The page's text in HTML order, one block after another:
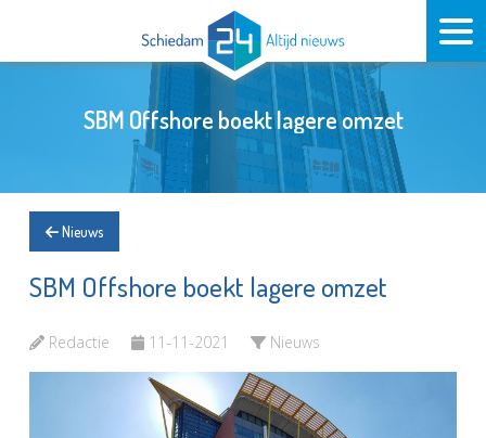
SBM Offshore boekt lagere omzet
Nieuws
SBM Offshore boekt lagere omzet
Redactie 11-11-2021 Nieuws